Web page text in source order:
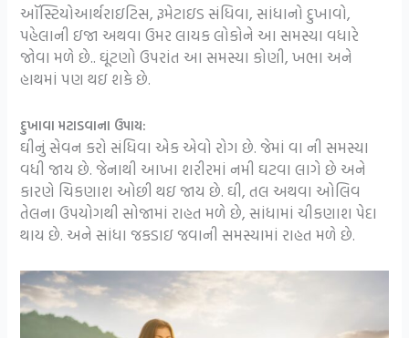
ઑસ્ટિયોઆર્થરાઇટિસ, રૂમેટાઇડ સંધિવા, સાંધાનો દુખાવો,
પહેલાની ઇજા અથવા ઉમર લાયક લોકોને આ સમસ્યા વધારે
જોવા મળે છે.. ઘૂંટણો ઉપરાંત આ સમસ્યા કોણી, ખભા અને
હાથમાં પણ થઇ શકે છે.
દુખાવા મટાડવાના ઉપાય:
ઘીનું સેવન કરો સંધિવા એક એવો રોગ છે. જેમાં વા ની સમસ્યા
વધી જાય છે. જેનાથી આખા શરીરમાં નમી ઘટવા લાગે છે અને
કારણે ચિકણાશ ઓછી થઇ જાય છે. ઘી, તલ અથવા ઓલિવ
તેલના ઉપયોગથી સોજામાં રાહત મળે છે, સાંધામાં ચીકણાશ પેદા
થાય છે. અને સાંધા જકડાઇ જવાની સમસ્યામાં રાહત મળે છે.